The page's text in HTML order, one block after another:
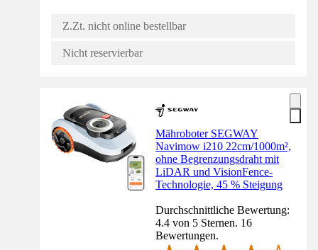
Z.Zt. nicht online bestellbar
Nicht reservierbar
Mähroboter SEGWAY
Navimow i210 22cm/1000m²,
ohne Begrenzungsdraht mit
LiDAR und VisionFence-
Technologie, 45 % Steigung
Durchschnittliche Bewertung:
4.4 von 5 Sternen. 16
Bewertungen.